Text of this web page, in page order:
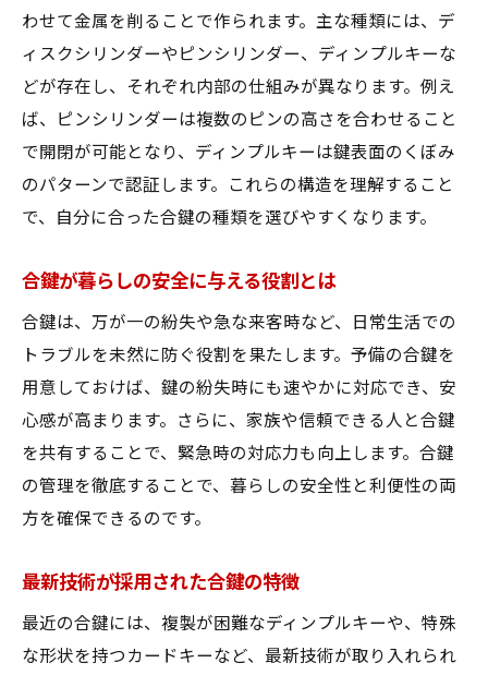
合鍵の受け取り後にすべき安全確認
地元で役立つ合鍵管理の具体的な工夫
鍵トラブルを防ぐ合鍵管理のコツ
合鍵の保管場所選びで注意する点
緊急時に備えた合鍵の使い方ガイド
合鍵の取り扱いで守りたい基本マナー
鍵トラブルを未然に防ぐ管理法の実践
防犯性を高めるための合鍵選び方
防犯性能で選ぶ合鍵のチェックポイント
合鍵のタイプ別に見る安全性の違い
合鍵選びで後悔しないための比較基準
防犯対策と合鍵の適切な使い分け方
合鍵を作る前に知りたい基礎知識
合鍵作成に必要な情報と持ち物を整理
わせて金属を削ることで作られます。主な種類には、デ
ィスクシリンダーやピンシリンダー、ディンプルキーな
どが存在し、それぞれ内部の仕組みが異なります。例え
ば、ピンシリンダーは複数のピンの高さを合わせること
で開閉が可能となり、ディンプルキーは鍵表面のくぼみ
のパターンで認証します。これらの構造を理解すること
で、自分に合った合鍵の種類を選びやすくなります。
合鍵が暮らしの安全に与える役割とは
合鍵は、万が一の紛失や急な来客時など、日常生活での
トラブルを未然に防ぐ役割を果たします。予備の合鍵を
用意しておけば、鍵の紛失時にも速やかに対応でき、安
心感が高まります。さらに、家族や信頼できる人と合鍵
を共有することで、緊急時の対応力も向上します。合鍵
の管理を徹底することで、暮らしの安全性と利便性の両
方を確保できるのです。
最新技術が採用された合鍵の特徴
最近の合鍵には、複製が困難なディンプルキーや、特殊
な形状を持つカードキーなど、最新技術が取り入れられ